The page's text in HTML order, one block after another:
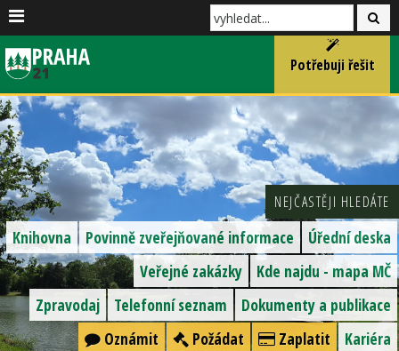
Potřebuji řešit
NEJČASTĚJI HLEDÁTE
Úřední deska
Povinně zveřejňované informace
Knihovna
Kde najdu - mapa MČ
Veřejné zakázky
Dokumenty a publikace
Telefonní seznam
Zpravodaj
Kariéra
Zaplatit
Požádat
Oznámit